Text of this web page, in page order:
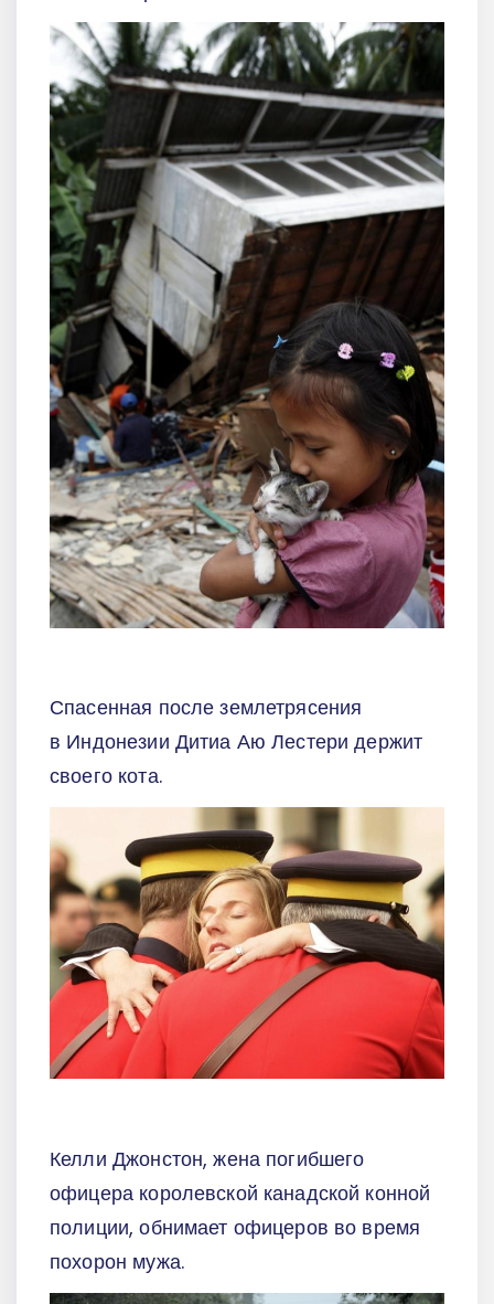
Спасенная после землетрясения
в Индонезии Дитиа Аю Лестери держит
своего кота.
Келли Джонстон, жена погибшего
офицера королевской канадской конной
полиции, обнимает офицеров во время
похорон мужа.